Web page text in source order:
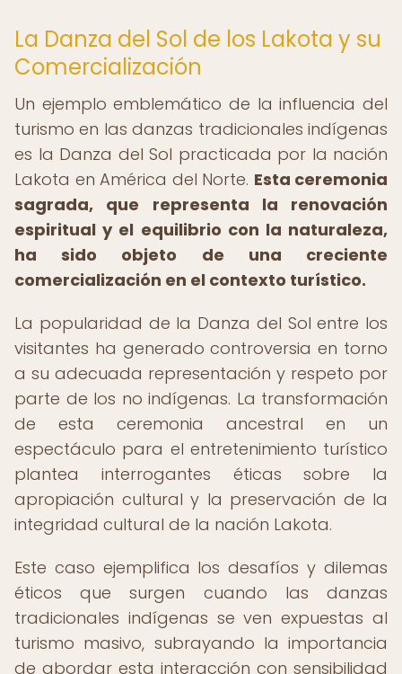
La Danza del Sol de los Lakota y su
Comercialización
Un ejemplo emblemático de la influencia del
turismo en las danzas tradicionales indígenas
es la Danza del Sol practicada por la nación
Lakota en América del Norte. Esta ceremonia
sagrada, que representa la renovación
espiritual y el equilibrio con la naturaleza,
ha sido objeto de una creciente
comercialización en el contexto turístico.
La popularidad de la Danza del Sol entre los
visitantes ha generado controversia en torno
a su adecuada representación y respeto por
parte de los no indígenas. La transformación
de esta ceremonia ancestral en un
espectáculo para el entretenimiento turístico
plantea interrogantes éticas sobre la
apropiación cultural y la preservación de la
integridad cultural de la nación Lakota.
Este caso ejemplifica los desafíos y dilemas
éticos que surgen cuando las danzas
tradicionales indígenas se ven expuestas al
turismo masivo, subrayando la importancia
de abordar esta interacción con sensibilidad